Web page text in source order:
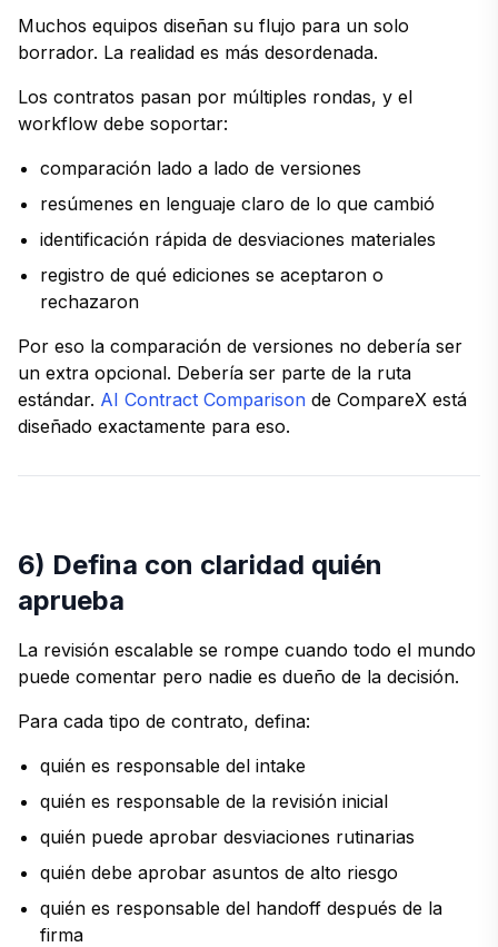
Muchos equipos diseñan su flujo para un solo
borrador. La realidad es más desordenada.
Los contratos pasan por múltiples rondas, y el
workflow debe soportar:
comparación lado a lado de versiones
resúmenes en lenguaje claro de lo que cambió
identificación rápida de desviaciones materiales
registro de qué ediciones se aceptaron o
rechazaron
Por eso la comparación de versiones no debería ser
un extra opcional. Debería ser parte de la ruta
estándar. AI Contract Comparison de CompareX está
diseñado exactamente para eso.
6) Defina con claridad quién
aprueba
La revisión escalable se rompe cuando todo el mundo
puede comentar pero nadie es dueño de la decisión.
Para cada tipo de contrato, defina:
quién es responsable del intake
quién es responsable de la revisión inicial
quién puede aprobar desviaciones rutinarias
quién debe aprobar asuntos de alto riesgo
quién es responsable del handoff después de la
firma